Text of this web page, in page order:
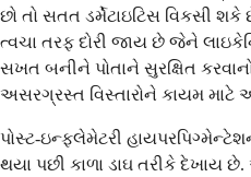
છો તો સતત ડર્મેટાઇટિસ વિકસી શકે
ત્વચા તરફ દોરી જાય છે જેને
સખત બનીને પોતાને સુરક્ષિત
અસરગ્રસ્ત વિસ્તારોને કાયમ
પોસ્ટ-ઇન્ફ્લેમેટરી
થયા પછી કાળા ડાઘ તરીકે દેખાય